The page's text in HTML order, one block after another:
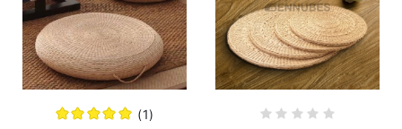
(1)